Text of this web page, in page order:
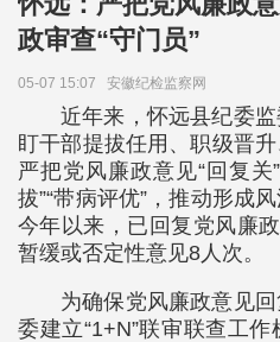
政审查“守门员”
05-07 15:07 安徽纪检监察网
近年来，怀远县纪委
盯干部提拔任用、职级晋
严把党风廉政意见“回复
拔”“带病评优”，推动形成
今年以来，已回复党风廉
暂缓或否定性意见8人次。
为确保党风廉政意见
委建立“1+N”联审联查工